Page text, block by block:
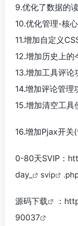
9.优化了数据的
10.优化管理-核
11.增加自定义
12.增加历史上的
13.增加工具评
14.增加评论管理
15.增加清空工具
16.增加Pjax开关
0-80天SVIP：
day_
svip
源码下载 ：
90037